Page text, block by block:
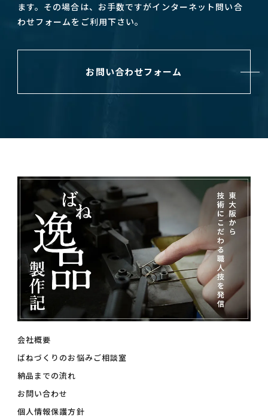
ます。その場合は、お手数ですがインターネット問い合
わせフォームをご利用下さい。
お問い合わせフォーム
会社概要
ばねづくりのお悩みご相談室
納品までの流れ
お問い合わせ
個人情報保護方針